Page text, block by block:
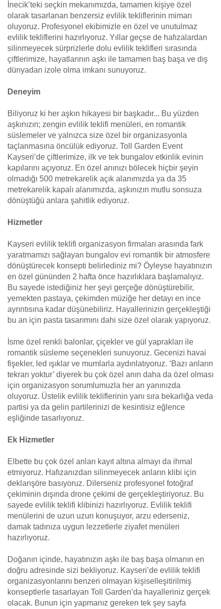
İnecik’teki seçkin mekanımızda, tamamen kişiye özel
olarak tasarlanan benzersiz evlilik tekliflerinin mimarı
oluyoruz. Profesyonel ekibimizle en özel ve unutulmaz
evlilik tekliflerini hazırlıyoruz. Yıllar geçse de hafızalardan
silinmeyecek sürprizlerle dolu evlilik teklifleri sırasında
çiftlerimize, hayatlarının aşkı ile tamamen baş başa ve dış
dünyadan izole olma imkanı sunuyoruz.
Deneyim
Biliyoruz ki her aşkın hikayesi bir başkadır... Bu yüzden
aşkınızın; zengin evlilik teklifi menüleri, en romantik
süslemeler ve yalnızca size özel bir organizasyonla
taçlanmasına öncülük ediyoruz. Toll Garden Event
Kayseri’de çiftlerimize, ilk ve tek bungalov etkinlik evinin
kapılarını açıyoruz. En özel anınızı bölecek hiçbir şeyin
olmadığı 500 metrekarelik açık alanımızda ya da 35
metrekarelik kapalı alanımızda, aşkınızın mutlu sonsuza
dönüştüğü anlara şahitlik ediyoruz.
Hizmetler
Kayseri evlilik teklifi organizasyon firmaları arasında fark
yaratmamızı sağlayan bungalov evi romantik bir atmosfere
dönüştürecek konsepti belirlediniz mi? Öyleyse hayatınızın
en özel gününden 2 hafta önce hazırlıklara başlamalıyız.
Bu sayede istediğiniz her şeyi gerçeğe dönüştürebilir,
yemekten pastaya, çekimden müziğe her detayı en ince
ayrıntısına kadar düşünebiliriz. Hayallerinizin gerçekleştiği
bu an için pasta tasarımını dahi size özel olarak yapıyoruz.
İsme özel renkli balonlar, çiçekler ve gül yaprakları ile
romantik süsleme seçenekleri sunuyoruz. Gecenizi havai
fişekler, led ışıklar ve mumlarla aydınlatıyoruz. ‘Bazı anların
tekrarı yoktur’ diyerek bu çok özel anın daha da özel olması
için organizasyon sorumlumuzla her an yanınızda
oluyoruz. Üstelik evlilik tekliflerinin yanı sıra bekarlığa veda
partisi ya da gelin partilerinizi de kesintisiz eğlence
eşliğinde tasarlıyoruz.
Ek Hizmetler
Elbette bu çok özel anları kayıt altına almayı da ihmal
etmiyoruz. Hafızanızdan silinmeyecek anların klibi için
deklanşöre basıyoruz. Dilerseniz profesyonel fotoğraf
çekiminin dışında drone çekimi de gerçekleştiriyoruz. Bu
sayede evlilik teklifi klibinizi hazırlıyoruz. Evlilik teklifi
menülerini de uzun uzun konuşuyor, arzu ederseniz,
damak tadınıza uygun lezzetlerle ziyafet menüleri
hazırlıyoruz.
Doğanın içinde, hayatınızın aşkı ile baş başa olmanın en
doğru adresinde sizi bekliyoruz. Kayseri’de evlilik teklifi
organizasyonlarını benzeri olmayan kişiselleşitirilmiş
konseptlerle tasarlayan Toll Garden’da hayalleriniz gerçek
olacak. Bunun için yapmanız gereken tek şey sayfa